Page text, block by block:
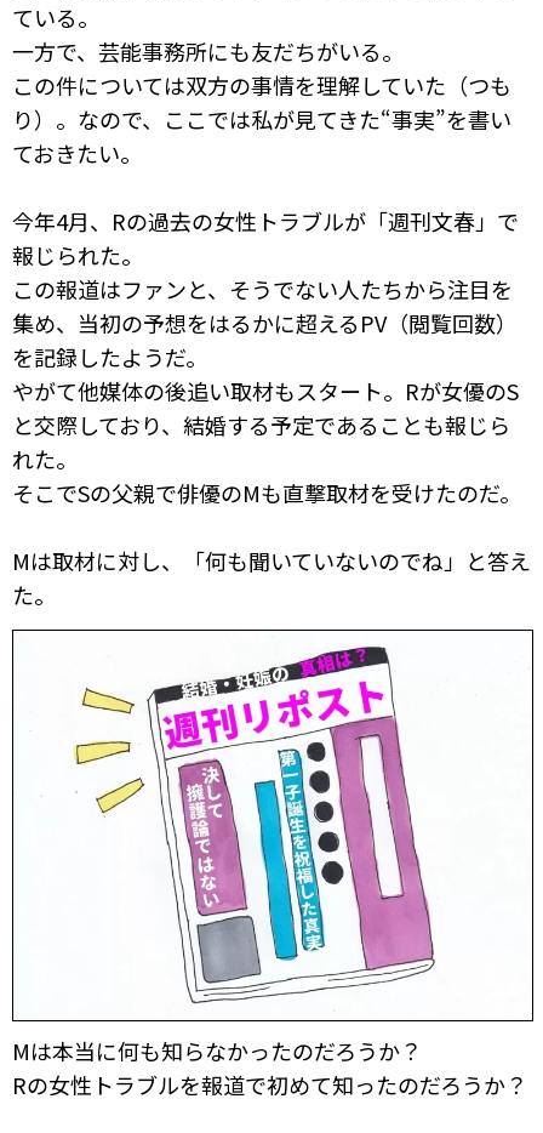
ている。
一方で、芸能事務所にも友だちがいる。
この件については双方の事情を理解していた（つも
り）。なので、ここでは私が見てきた“事実”を書い
ておきたい。
今年4月、Rの過去の女性トラブルが「週刊文春」で
報じられた。
この報道はファンと、そうでない人たちから注目を
集め、当初の予想をはるかに超えるPV（閲覧回数）
を記録したようだ。
やがて他媒体の後追い取材もスタート。Rが女優のS
と交際しており、結婚する予定であることも報じら
れた。
そこでSの父親で俳優のMも直撃取材を受けたのだ。
Mは取材に対し、「何も聞いていないのでね」と答え
た。
Mは本当に何も知らなかったのだろうか？
Rの女性トラブルを報道で初めて知ったのだろうか？